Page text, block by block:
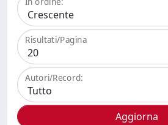
Risultati/Pagina
Autori/Record: